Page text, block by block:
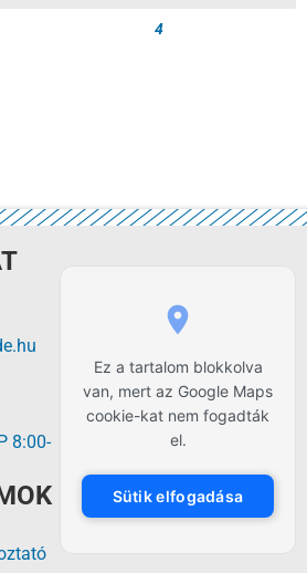
4
8:00-
Ez a tartalom blokkolva
van, mert az Google Maps
cookie-kat nem fogadták
el.
Sütik elfogadása